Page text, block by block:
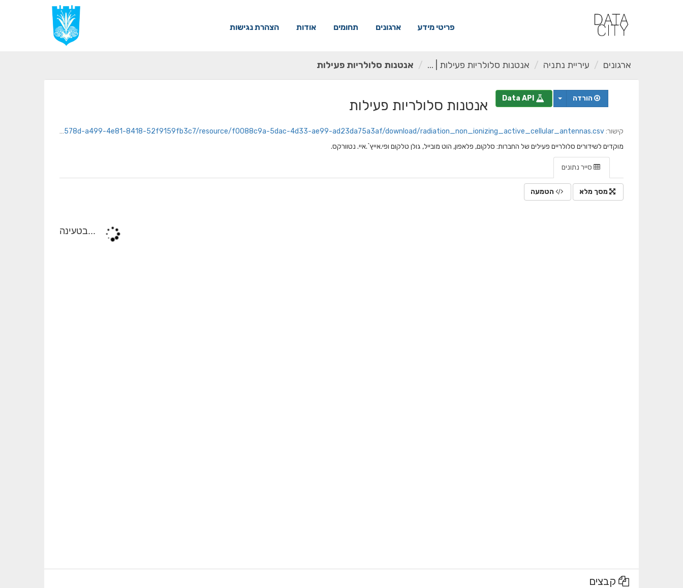
פריטי מידע ארגונים תחומים אודות הצהרת נגישות
ארגונים עיריית נתניה אנטנות סלולריות פעילות | ... אנטנות סלולריות פעילות
הורדה אנטנות סלולריות פעילות
קישור:https://netanya.datacity.org.il/dataset/f831578d-a499-4e81-8418-52f9159fb3c7/resource/f0088c9a-5dac-4d33-ae99-ad23da75a3af/download/radiation_non_ionizing_active_cellular_antennas.csv
מוקדים לשידורים סלולריים פעילים של החברות: סלקום, פלאפון, הוט מובייל, גולן טלקום ופי.אייץ`.איי. נטוורקס.
סייר נתונים
מסך מלא הטמעה
קבצים